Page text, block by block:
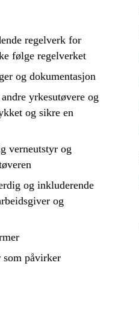
regelverk for
følge regelverket
og dokumentasjon
yrkesutøvere og
og sikre en
verneutstyr og
og inkluderende
og
påvirker